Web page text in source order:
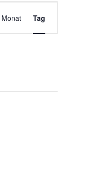
Ansichten-
Navigation
Monat Tag